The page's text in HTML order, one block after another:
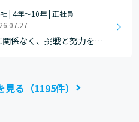
方が根付いており、新し
レンジできる環境があり
責められるのではなく、
| 4年～10年 | 正社員
係なく、挑戦と努力をす
きます。誰もやったこと
デアを出すことが好きな
る（1195件）